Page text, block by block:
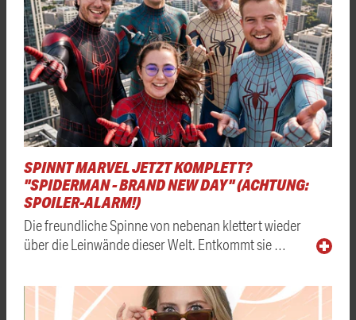
SPINNT MARVEL JETZT KOMPLETT?
"SPIDERMAN - BRAND NEW DAY" (ACHTUNG:
SPOILER-ALARM!)
Die freundliche Spinne von nebenan klettert wieder
über die Leinwände dieser Welt. Entkommt sie …